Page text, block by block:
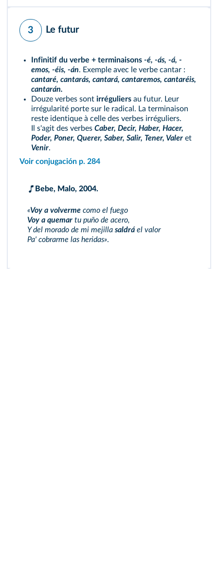
3 Le futur
Infinitif du verbe + terminaisons -é, -ás, -á, -
emos, -éis, -án. Exemple avec le verbe cantar :
cantaré, cantarás, cantará, cantaremos, cantaréis,
cantarán.
Douze verbes sont irréguliers au futur. Leur
irrégularité porte sur le radical. La terminaison
reste identique à celle des verbes irréguliers.
Il s'agit des verbes Caber, Decir, Haber, Hacer,
Poder, Poner, Querer, Saber, Salir, Tener, Valer et
Venir.
Voir conjugación p. 284
Bebe, Malo, 2004.
«Voy a volverme como el fuego
Voy a quemar tu puño de acero,
Y del morado de mi mejilla saldrá el valor
Pa' cobrarme las heridas».